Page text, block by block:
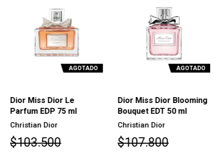
AGOTADO
Dior Miss Dior Le
Parfum EDP 75 ml
Christian Dior
$103.500
AGOTADO
Dior Miss Dior Blooming
Bouquet EDT 50 ml
Christian Dior
$107.800